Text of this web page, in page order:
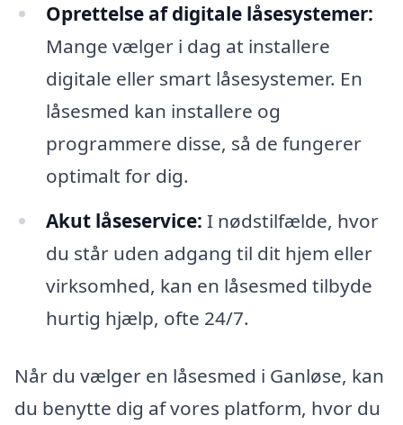
Oprettelse af digitale låsesystemer:
Mange vælger i dag at installere
digitale eller smart låsesystemer. En
låsesmed kan installere og
programmere disse, så de fungerer
optimalt for dig.
Akut låseservice: I nødstilfælde, hvor
du står uden adgang til dit hjem eller
virksomhed, kan en låsesmed tilbyde
hurtig hjælp, ofte 24/7.
Når du vælger en låsesmed i Ganløse, kan
du benytte dig af vores platform, hvor du